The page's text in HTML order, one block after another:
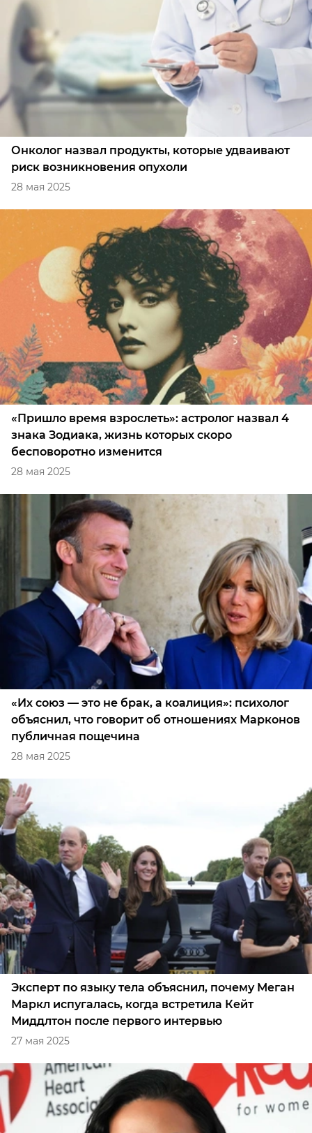
Онколог назвал продукты, которые удваивают
риск возникновения опухоли
28 мая 2025
«Пришло время взрослеть»: астролог назвал 4
знака Зодиака, жизнь которых скоро
бесповоротно изменится
28 мая 2025
«Их союз — это не брак, а коалиция»: психолог
объяснил, что говорит об отношениях Марконов
публичная пощечина
28 мая 2025
Эксперт по языку тела объяснил, почему Меган
Маркл испугалась, когда встретила Кейт
Миддлтон после первого интервью
27 мая 2025